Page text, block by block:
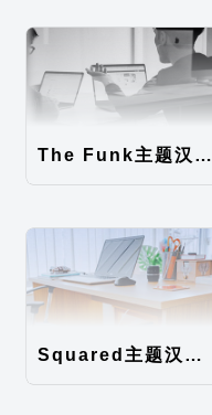
The Funk主题汉化包
Squared主题汉化包